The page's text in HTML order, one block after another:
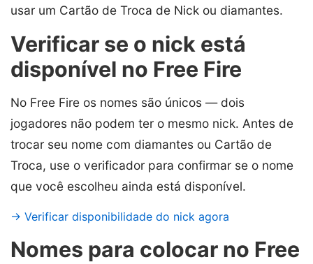
usar um Cartão de Troca de Nick ou diamantes.
Verificar se o nick está
disponível no Free Fire
No Free Fire os nomes são únicos — dois
jogadores não podem ter o mesmo nick. Antes de
trocar seu nome com diamantes ou Cartão de
Troca, use o verificador para confirmar se o nome
que você escolheu ainda está disponível.
→ Verificar disponibilidade do nick agora
Nomes para colocar no Free